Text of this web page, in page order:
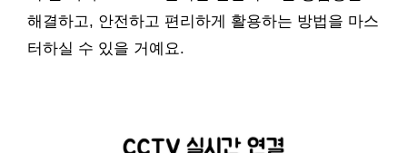
해결하고, 안전하고 편리하게 활용하는 방법을 마스
터하실 수 있을 거예요.